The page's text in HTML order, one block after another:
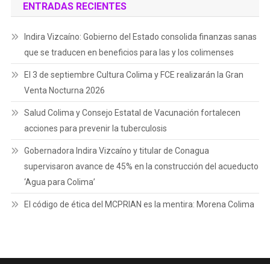
ENTRADAS RECIENTES
Indira Vizcaíno: Gobierno del Estado consolida finanzas sanas
que se traducen en beneficios para las y los colimenses
El 3 de septiembre Cultura Colima y FCE realizarán la Gran
Venta Nocturna 2026
Salud Colima y Consejo Estatal de Vacunación fortalecen
acciones para prevenir la tuberculosis
Gobernadora Indira Vizcaíno y titular de Conagua
supervisaron avance de 45% en la construcción del acueducto
‘Agua para Colima’
El código de ética del MCPRIAN es la mentira: Morena Colima